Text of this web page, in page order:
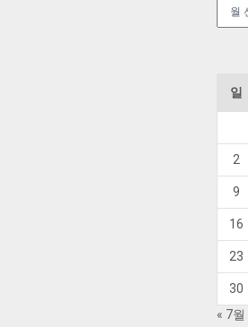
일
2
9
16
23
30
« 7월